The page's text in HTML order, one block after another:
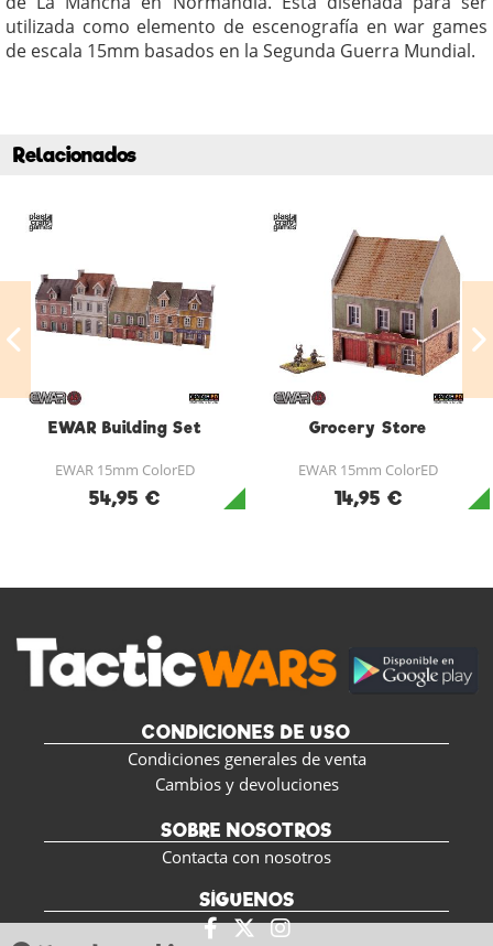
utilizada como elemento de escenografía en war games
de escala 15mm basados en la Segunda Guerra Mundial.
Relacionados
EWAR Building Set
EWAR 15mm ColorED
54,95 €
Grocery Store
EWAR 15mm ColorED
14,95 €
CONDICIONES DE USO
Condiciones generales de venta
Cambios y devoluciones
SOBRE NOSOTROS
Contacta con nosotros
SÍGUENOS